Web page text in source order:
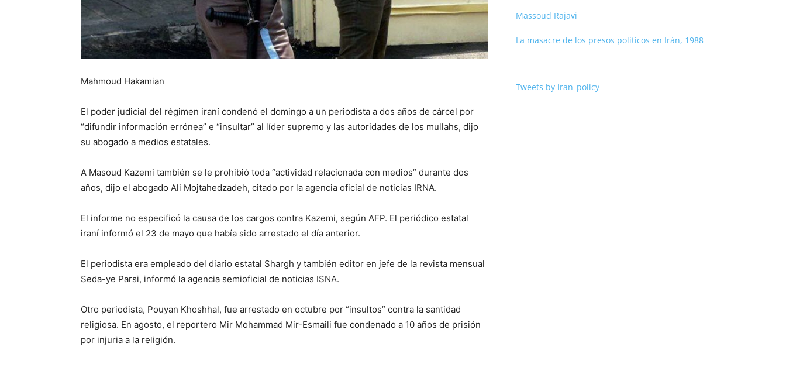
Mahmoud Hakamian
El poder judicial del régimen iraní condenó el domingo a un periodista a dos años de cárcel por
“difundir información errónea” e “insultar” al líder supremo y las autoridades de los mullahs, dijo
su abogado a medios estatales.
A Masoud Kazemi también se le prohibió toda “actividad relacionada con medios” durante dos
años, dijo el abogado Ali Mojtahedzadeh, citado por la agencia oficial de noticias IRNA.
El informe no especificó la causa de los cargos contra Kazemi, según AFP. El periódico estatal
iraní informó el 23 de mayo que había sido arrestado el día anterior.
El periodista era empleado del diario estatal Shargh y también editor en jefe de la revista mensual
Seda-ye Parsi, informó la agencia semioficial de noticias ISNA.
Otro periodista, Pouyan Khoshhal, fue arrestado en octubre por “insultos” contra la santidad
religiosa. En agosto, el reportero Mir Mohammad Mir-Esmaili fue condenado a 10 años de prisión
por injuria a la religión.
Massoud Rajavi
La masacre de los presos políticos en Irán, 1988
Tweets by iran_policy